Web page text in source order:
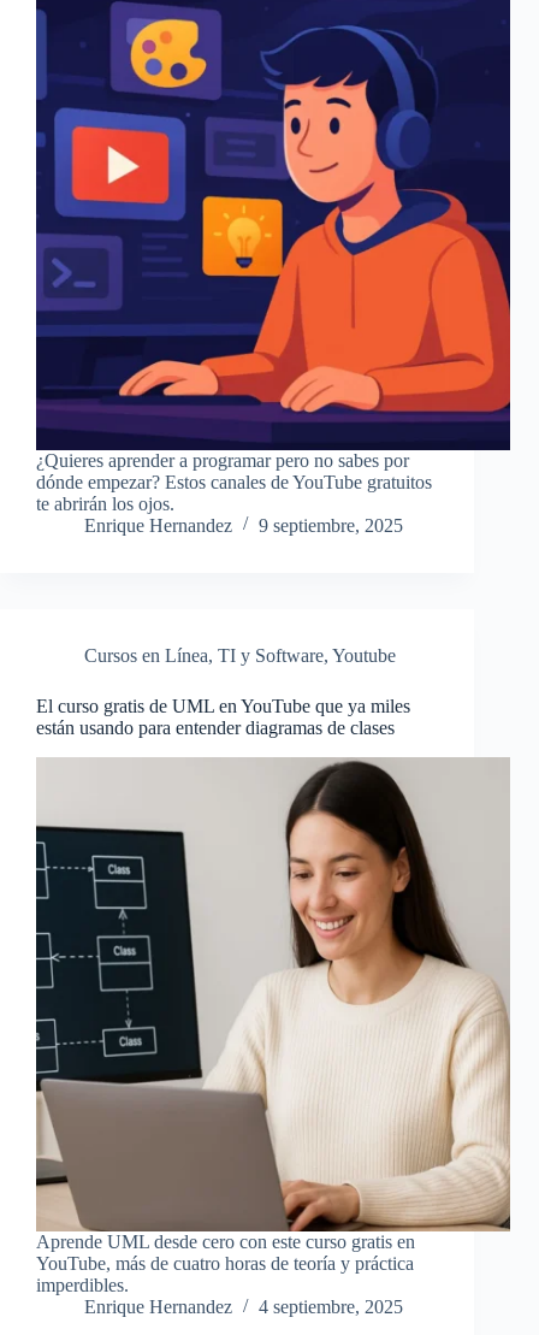
¿Quieres aprender a programar pero no sabes por
dónde empezar? Estos canales de YouTube gratuitos
te abrirán los ojos.
Enrique Hernandez
9 septiembre, 2025
Cursos en Línea, TI y Software, Youtube
El curso gratis de UML en YouTube que ya miles
están usando para entender diagramas de clases
Aprende UML desde cero con este curso gratis en
YouTube, más de cuatro horas de teoría y práctica
imperdibles.
Enrique Hernandez
4 septiembre, 2025